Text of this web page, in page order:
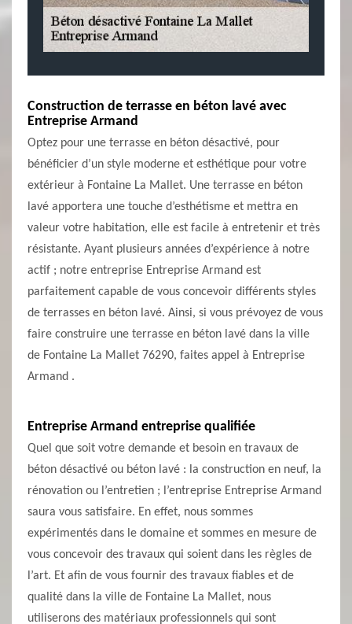
Construction de terrasse en béton lavé avec
Entreprise Armand
Optez pour une terrasse en béton désactivé, pour
bénéficier d’un style moderne et esthétique pour votre
extérieur à Fontaine La Mallet. Une terrasse en béton
lavé apportera une touche d’esthétisme et mettra en
valeur votre habitation, elle est facile à entretenir et très
résistante. Ayant plusieurs années d’expérience à notre
actif ; notre entreprise Entreprise Armand est
parfaitement capable de vous concevoir différents styles
de terrasses en béton lavé. Ainsi, si vous prévoyez de vous
faire construire une terrasse en béton lavé dans la ville
de Fontaine La Mallet 76290, faites appel à Entreprise
Armand .
Entreprise Armand entreprise qualifiée
Quel que soit votre demande et besoin en travaux de
béton désactivé ou béton lavé : la construction en neuf, la
rénovation ou l’entretien ; l’entreprise Entreprise Armand
saura vous satisfaire. En effet, nous sommes
expérimentés dans le domaine et sommes en mesure de
vous concevoir des travaux qui soient dans les règles de
l’art. Et afin de vous fournir des travaux fiables et de
qualité dans la ville de Fontaine La Mallet, nous
utiliserons des matériaux professionnels qui sont